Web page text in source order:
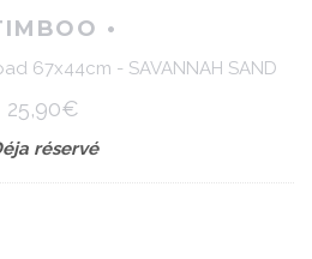
•
67x44cm - SAVANNAH SAND
25,90€
réservé